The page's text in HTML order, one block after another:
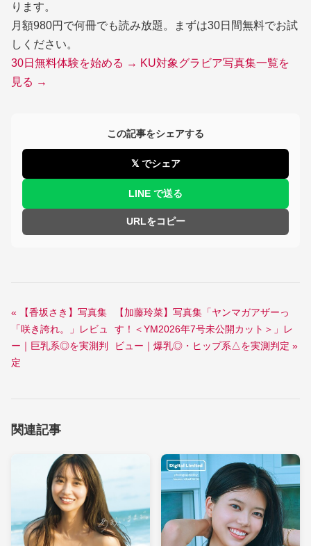
ります。
月額980円で何冊でも読み放題。まずは30日間無料でお試
しください。
30日無料体験を始める → KU対象グラビア写真集一覧を
見る →
この記事をシェアする
𝕏 でシェア
LINE で送る
URLをコピー
« 【香坂さき】写真集
「咲き誇れ。」レビュ
ー｜巨乳系◎を実測判
定
【加藤玲菜】写真集「ヤンマガアザーっ
す！＜YM2026年7号未公開カット＞」レ
ビュー｜爆乳◎・ヒップ系△を実測判定 »
関連記事